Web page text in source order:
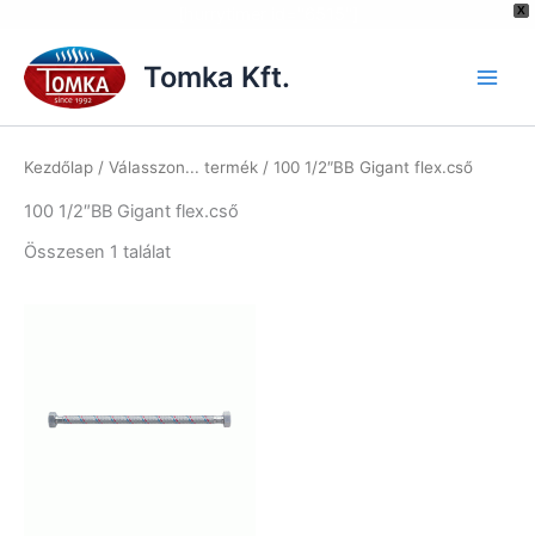
X
content
Tomka Kft.
Kezdőlap / Válasszon... termék / 100 1/2″BB Gigant flex.cső
100 1/2″BB Gigant flex.cső
Összesen 1 találat